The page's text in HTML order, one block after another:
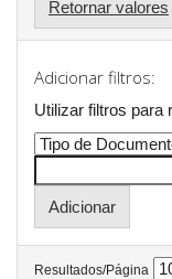
Retornar valores
Adicionar filtros:
Utilizar filtros para
Resultados/Página